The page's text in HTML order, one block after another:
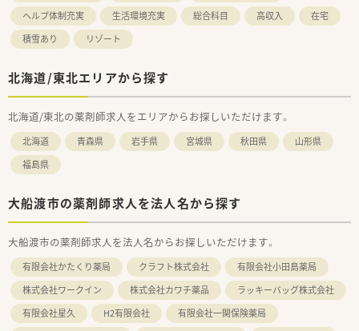
ヘルプ体制充実
生活環境充実 総合科目 高収入
在宅
積雪あり
リゾート
北海道/東北エリアから探す
北海道/東北の薬剤師求人をエリアからお探しいただけます。
北海道 青森県 岩手県 宮城県 秋田県
山形県
福島県
大船渡市の薬剤師求人を法人名から探す
大船渡市の薬剤師求人を法人名からお探しいただけます。
有限会社かたくり薬局 クラフト株式会社
有限会社小田島薬局
株式会社ワークイン
株式会社カワチ薬品
ラッキーバッグ株式会社
有限会社星久
H2有限会社
有限会社一関保険薬局